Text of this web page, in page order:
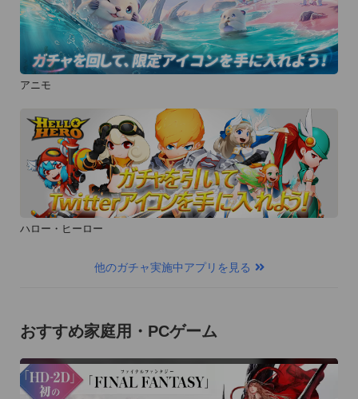
アニモ
ハロー・ヒーロー
他のガチャ実施中アプリを見る
おすすめ家庭用・PCゲーム